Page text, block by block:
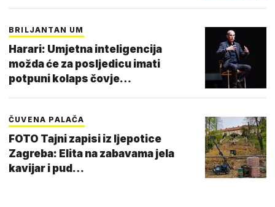
BRILJANTAN UM
Harari: Umjetna inteligencija
možda će za posljedicu imati
potpuni kolaps čovje…
ČUVENA PALAČA
FOTO Tajni zapisi iz ljepotice
Zagreba: Elita na zabavama jela
kavijar i pud…